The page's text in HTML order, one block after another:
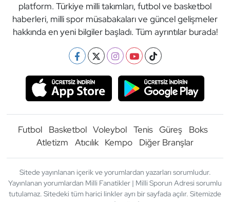
platform. Türkiye milli takımları, futbol ve basketbol
haberleri, milli spor müsabakaları ve güncel gelişmeler
hakkında en yeni bilgiler başladı. Tüm ayrıntılar burada!
Futbol Basketbol Voleybol Tenis Güreş
Boks
Atletizm
Atıcılık Kempo Diğer Branşlar
Sitede yayınlanan içerik ve yorumlardan yazarları sorumludur.
Yayınlanan yorumlardan Milli Fanatikler | Milli Sporun Adresi sorumlu
tutulamaz. Sitedeki tüm harici linkler ayrı bir sayfada açılır. Sitemizde